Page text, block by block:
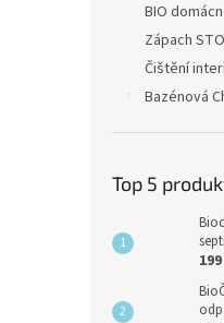
BIO
Zápach
Čištění
Bazénová
Top 5